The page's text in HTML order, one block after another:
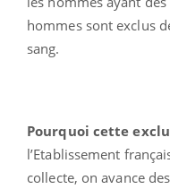
hommes sont exclus
sang.
Pourquoi cette
l’Etablissement
collecte, on avance